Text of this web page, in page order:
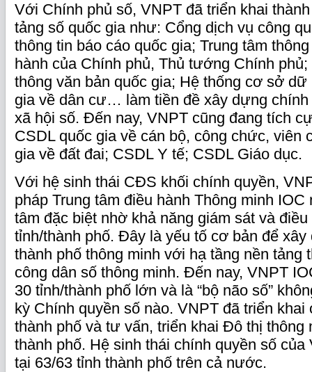
Với Chính phủ số, VNPT đã triển khai
tảng số quốc gia như: Cổng dịch vụ công
thông tin báo cáo quốc gia; Trung tâm
hành của Chính phủ, Thủ tướng Chính
thông văn bản quốc gia; Hệ thống cơ sở
gia về dân cư… làm tiền đề xây dựng chính
xã hội số. Đến nay, VNPT cũng đang tích
CSDL quốc gia về cán bộ, công chức, viên
gia về đất đai; CSDL Y tế; CSDL Giáo dục.
Với hệ sinh thái CĐS khối chính quyền,
pháp Trung tâm điều hành Thông minh
tâm đặc biệt nhờ khả năng giám sát và
tỉnh/thành phố. Đây là yếu tố cơ bản để
thành phố thông minh với hạ tầng nền tảng
công dân số thông minh. Đến nay, VNPT
30 tỉnh/thành phố lớn và là “bộ não số”
kỳ Chính quyền số nào. VNPT đã triển khai
thành phố và tư vấn, triển khai Đô thị thông
thành phố. Hệ sinh thái chính quyền số của
tại 63/63 tỉnh thành phố trên cả nước.